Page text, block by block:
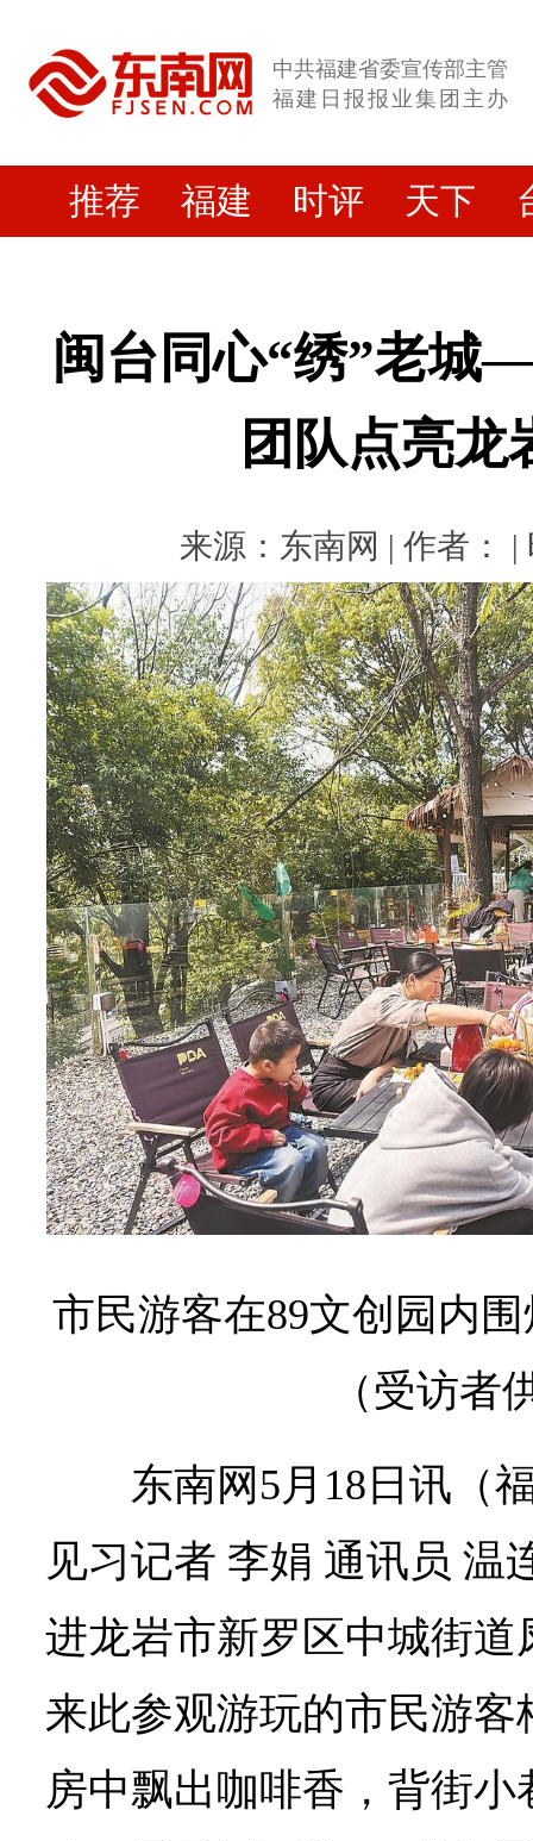
中共福建省委宣传部主管
福建日报报业集团主办
推荐 福建 时评 天下
闽台同心“绣”老城
团队点亮龙
来源：东南网 | 作者： |
市民游客在89文创园内
（受访者
东南网5月18日讯（
见习记者 李娟 通讯员 温
进龙岩市新罗区中城街
来此参观游玩的市民游
房中飘出咖啡香，背街